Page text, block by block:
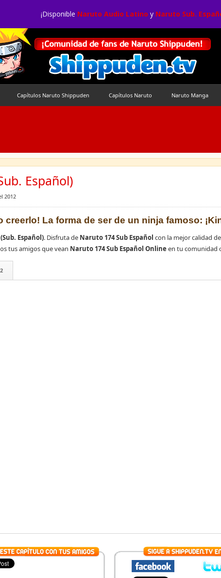
¡Disponible Naruto Audio Latino y Naruto Sub.
Capítulos Naruto Shippuden Capítulos Naruto Naruto Manga
Español)
2012
creerlo! La forma de ser de un ninja famoso:
Español). Disfruta de Naruto 174 Sub Español con la mejor calidad
tus amigos que vean Naruto 174 Sub Español Online en tu comunidad